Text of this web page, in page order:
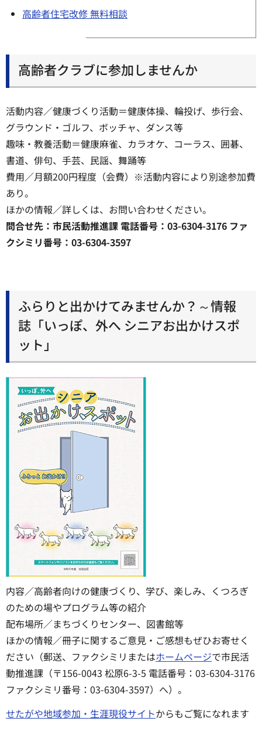
高齢者住宅改修 無料相談
高齢者クラブに参加しませんか
活動内容／健康づくり活動＝健康体操、輪投げ、歩行会、
グラウンド・ゴルフ、ボッチャ、ダンス等
趣味・教養活動＝健康麻雀、カラオケ、コーラス、囲碁、
書道、俳句、手芸、民謡、舞踊等
費用／月額200円程度（会費）※活動内容により別途参加費
あり。
ほかの情報／詳しくは、お問い合わせください。
問合せ先：市民活動推進課 電話番号：03-6304-3176 ファ
クシミリ番号：03-6304-3597
ふらりと出かけてみませんか？～情報
誌「いっぽ、外へ シニアお出かけスポ
ット」
内容／高齢者向けの健康づくり、学び、楽しみ、くつろぎ
のための場やプログラム等の紹介
配布場所／まちづくりセンター、図書館等
ほかの情報／冊子に関するご意見・ご感想もぜひお寄せく
ださい（郵送、ファクシミリまたはホームページで市民活
動推進課（〒156-0043 松原6-3-5 電話番号：03-6304-3176
ファクシミリ番号：03-6304-3597）へ）。
せたがや地域参加・生涯現役サイトからもご覧になれます